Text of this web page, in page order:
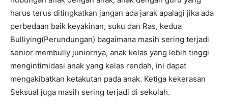
harus terus ditingkatkan jangan ada jarak apalagi jika ada
perbedaan baik keyakinan, suku dan Ras, kedua
Bulliying(Perundungan) bagaimana masih sering terjadi
senior membully juniornya, anak kelas yang lebih tinggi
mengintimidasi anak yang kelas rendah, ini dapat
mengakibatkan ketakutan pada anak. Ketiga kekerasan
Seksual juga masih sering terjadi di sekolah.